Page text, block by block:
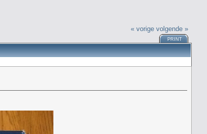
« vorige volgende »
PRINT